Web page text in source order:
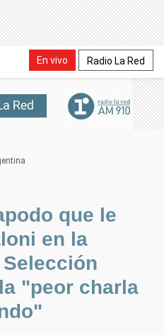
En vivo Radio La Red
que le
en la
"peor charla